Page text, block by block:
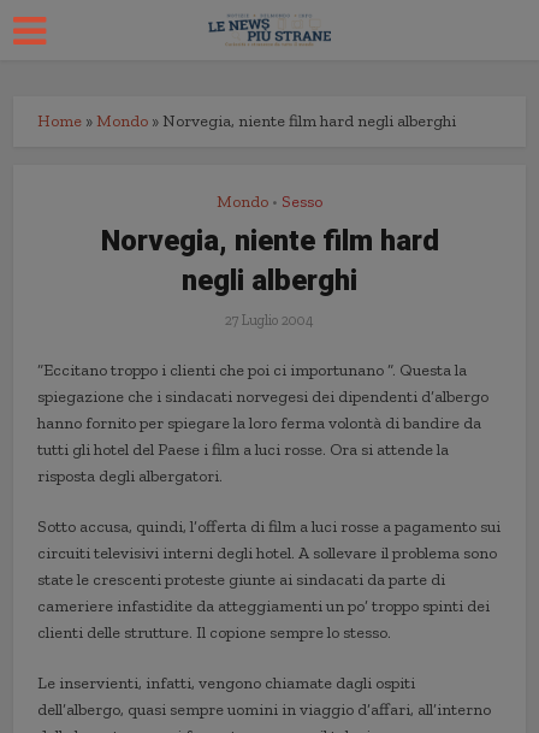
Home » Mondo » Norvegia, niente film hard negli alberghi
Mondo • Sesso
Norvegia, niente film hard
negli alberghi
27 Luglio 2004
“Eccitano troppo i clienti che poi ci importunano “. Questa la
spiegazione che i sindacati norvegesi dei dipendenti d’albergo
hanno fornito per spiegare la loro ferma volontà di bandire da
tutti gli hotel del Paese i film a luci rosse. Ora si attende la
risposta degli albergatori.
Sotto accusa, quindi, l’offerta di film a luci rosse a pagamento sui
circuiti televisivi interni degli hotel. A sollevare il problema sono
state le crescenti proteste giunte ai sindacati da parte di
cameriere infastidite da atteggiamenti un po’ troppo spinti dei
clienti delle strutture. Il copione sempre lo stesso.
Le inservienti, infatti, vengono chiamate dagli ospiti
dell’albergo, quasi sempre uomini in viaggio d’affari, all’interno